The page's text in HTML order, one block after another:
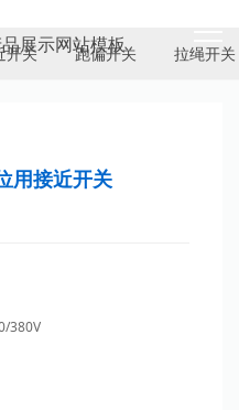
开关 跑偏开关 拉绳开关
用接近开关
380V